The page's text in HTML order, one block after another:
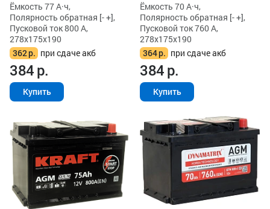
Ёмкость 77 А·ч,
Полярность обратная [- +],
Пусковой ток 800 А,
278x175x190
362р. при сдаче акб
384р.
Купить
Ёмкость 70 А·ч,
Полярность обратная [- +],
Пусковой ток 760 А,
278x175x190
364р. при сдаче акб
384р.
Купить